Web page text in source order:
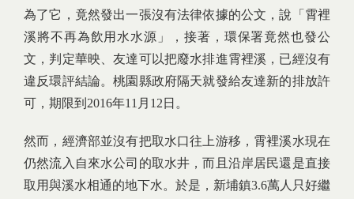
為了它，竟然發出一張沒有法律依據的公文，說「霄裡
溪將不再為飲用水水源」，接著，環保署竟然也發公
文，判定華映、友達可以把廢水排進霄裡溪，已經沒有
違反環評結論。桃園縣政府隔天就發給友達新的排放許
可，期限到2016年11月12日。
然而，經濟部並沒有把取水口往上游移，霄裡溪水現在
仍然流入自來水公司的取水井，而且沿岸居民還是直接
取用與溪水相通的地下水。於是，新埔鎮3.6萬人只好繼